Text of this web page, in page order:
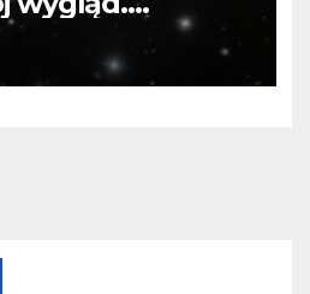
dłuższy